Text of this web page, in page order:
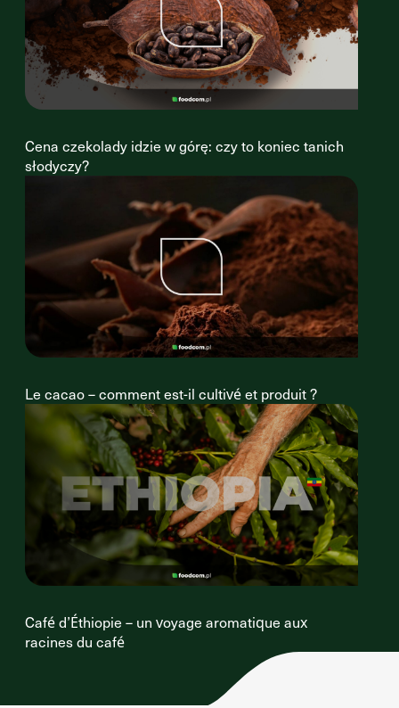
Cena czekolady idzie w górę: czy to koniec tanich
słodyczy?
Le cacao – comment est-il cultivé et produit ?
Café d’Éthiopie – un voyage aromatique aux
racines du café